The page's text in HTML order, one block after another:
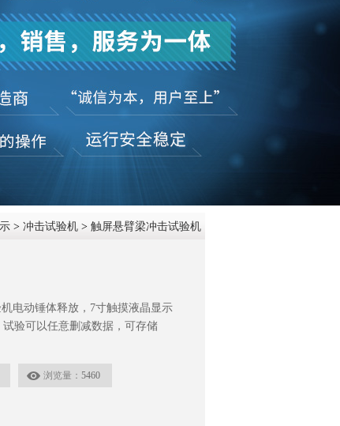
在线咨
> 冲击试验机 > 触屏悬臂梁冲击试验机
电动锤体释放，7寸触摸液晶显示
验可以任意删减数据，可存储
浏览量： 5460